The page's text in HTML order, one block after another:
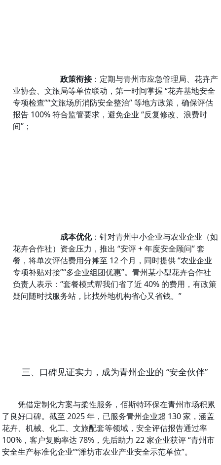
政策衔接：定期与青州市应急管理局、花卉产
业协会、文旅局等单位联动，第一时间掌握 “花卉基地安全
专项检查”“文旅场所消防安全整治” 等地方政策，确保评估
报告 100% 符合监管要求，避免企业 “反复修改、浪费时
间”；
成本优化：针对青州中小企业与农业企业（如
花卉合作社）资金压力，推出 “安评 + 年度安全顾问” 套
餐，将单次评估费用分摊至 12 个月，同时提供 “农业企业
专项补贴对接”“多企业组团优惠”。青州某小型花卉合作社
负责人表示：“套餐模式帮我们省了近 40% 的费用，有政策
疑问随时找服务站，比找外地机构省心又省钱。”
三、口碑见证实力，成为青州企业的 “安全伙伴”
凭借定制化方案与柔性服务，佰斯特环保在青州市场积累
了良好口碑。截至 2025 年，已服务青州企业超 130 家，涵盖
花卉、机械、化工、文旅配套等领域，安全评估报告通过率
100%，客户复购率达 78%，先后助力 22 家企业获评 “青州市
安全生产标准化企业”“潍坊市农业产业安全示范单位”。